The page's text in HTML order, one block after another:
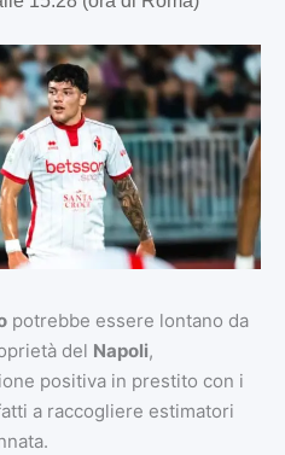
potrebbe essere lontano da
del Napoli,
positiva in prestito con i
a raccogliere estimatori